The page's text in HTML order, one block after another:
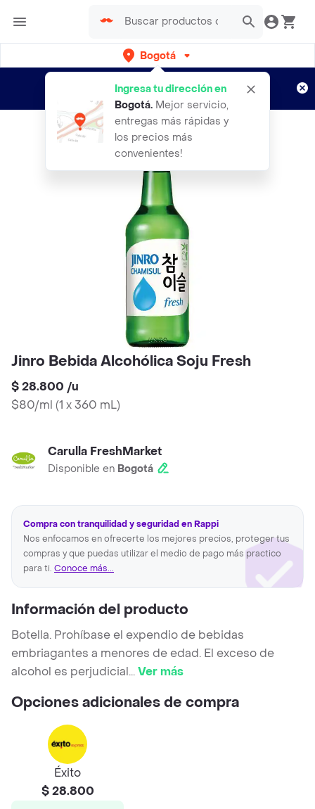
Bogotá
Ingresa tu dirección en
Bogotá. Mejor servicio,
entregas más rápidas y
los precios más
convenientes!
envíos gratis por semanas
Aplican TyC
Jinro Bebida Alcohólica Soju Fresh
$ 28.800 /u
$80/ml (1 x 360 mL)
Carulla FreshMarket
Disponible en Bogotá
Compra con tranquilidad y seguridad en Rappi
Nos enfocamos en ofrecerte los mejores precios, proteger tus
compras y que puedas utilizar el medio de pago más practico
para ti. Conoce más...
Información del producto
Botella. Prohíbase el expendio de bebidas
embriagantes a menores de edad. El exceso de
alcohol es perjudicial...Ver más
Opciones adicionales de compra
Éxito
$ 28.800